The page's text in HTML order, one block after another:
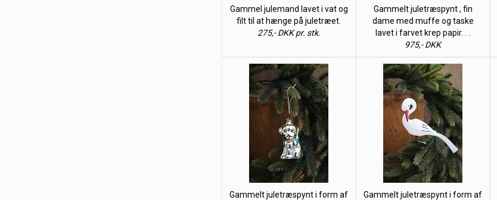
Gammel julemand lavet i vat og
filt til at hænge på juletræet.
275,- DKK pr. stk.
Gammelt juletræspynt , fin
dame med muffe og taske
lavet i farvet krep papir. . .
975,- DKK
Gammelt juletræspynt i form af
Gammelt juletræspynt i form af